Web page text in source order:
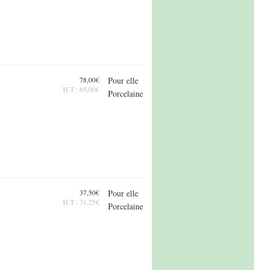
Pour elle
Porcelaine
78,00€
H.T : 65,00€
Pour elle
Porcelaine
37,50€
H.T : 31,25€